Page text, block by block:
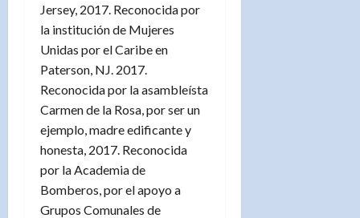
Jersey, 2017. Reconocida por
la institución de Mujeres
Unidas por el Caribe en
Paterson, NJ. 2017.
Reconocida por la asambleísta
Carmen de la Rosa, por ser un
ejemplo, madre edificante y
honesta, 2017. Reconocida
por la Academia de
Bomberos, por el apoyo a
Grupos Comunales de